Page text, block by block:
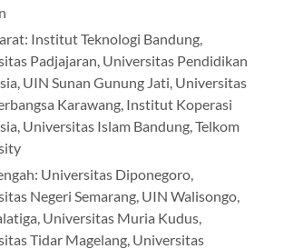
Institut Teknologi Bandung,
Padjajaran, Universitas Pendidikan
UIN Sunan Gunung Jati, Universitas
Karawang, Institut Koperasi
Universitas Islam Bandung, Telkom
Universitas Diponegoro,
Negeri Semarang, UIN Walisongo,
Universitas Muria Kudus,
Tidar Magelang, Universitas